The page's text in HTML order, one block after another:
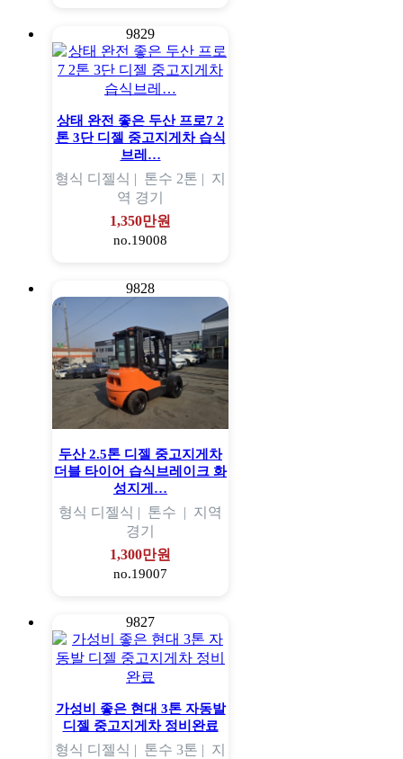
9829
상태 완전 좋은 두산 프로7 2
톤 3단 디젤 중고지게차 습식
브레…
형식 디젤식 | 톤수 2톤 | 지
역 경기
1,350만원
no.19008
9828
두산 2.5톤 디젤 중고지게차
더블 타이어 습식브레이크 화
성지게…
형식 디젤식 | 톤수 | 지역
경기
1,300만원
no.19007
9827
가성비 좋은 현대 3톤 자동발
디젤 중고지게차 정비완료
형식 디젤식 | 톤수 3톤 | 지